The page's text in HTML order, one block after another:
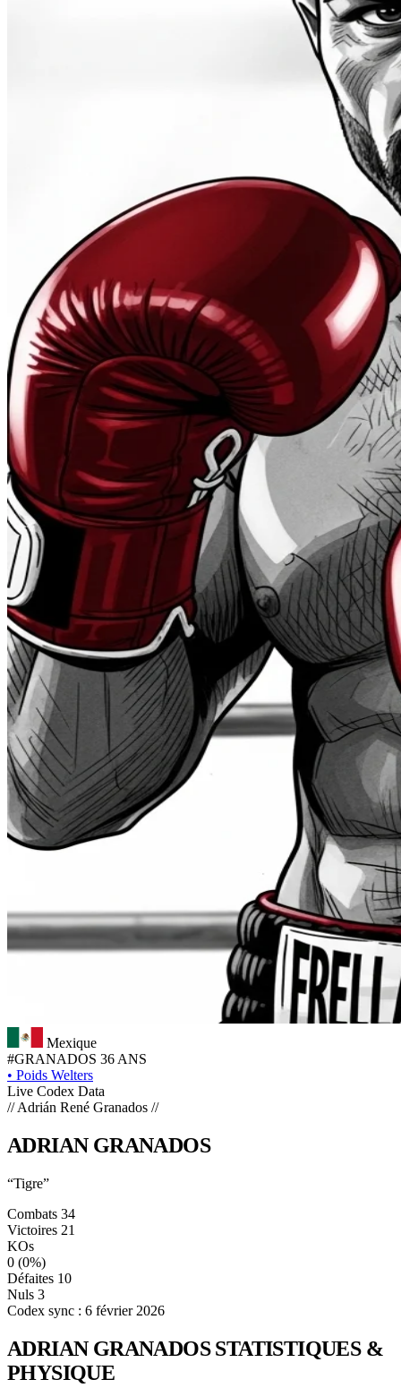
Mexique
#GRANADOS 36 ANS
• Poids Welters
Live Codex Data
// Adrián René Granados //
ADRIAN GRANADOS
“Tigre”
Combats 34
Victoires 21
KOs
0 (0%)
Défaites 10
Nuls 3
Codex sync : 6 février 2026
ADRIAN GRANADOSSTATISTIQUES &
PHYSIQUE